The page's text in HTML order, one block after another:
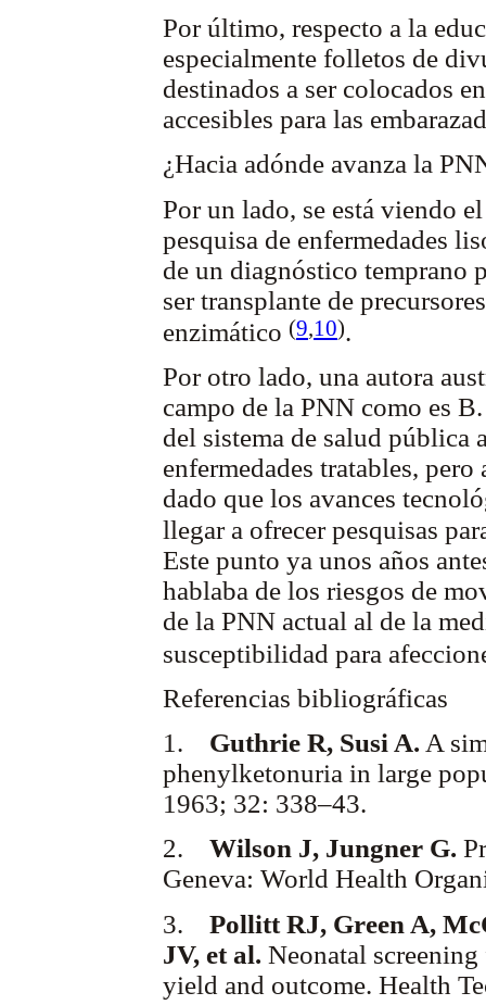
Por último, respecto a la
especialmente folletos de
destinados a ser colocados
accesibles para las
¿Hacia adónde avanza la
Por un lado, se está viendo
pesquisa de enfermedades
de un diagnóstico temprano
ser transplante de
enzimático (9,10).
Por otro lado, una autora
campo de la PNN como es
del sistema de salud pública
enfermedades tratables,
dado que los avances
llegar a ofrecer pesquisas
Este punto ya unos años
hablaba de los riesgos de
de la PNN actual al de la
susceptibilidad para
Referencias bibliográficas
1. Guthrie R, Susi A. A
phenylketonuria in large
1963; 32: 338–43.
2. Wilson J, Jungner G.
Geneva: World Health
3. Pollitt RJ, Green A,
JV, et al. Neonatal
yield and outcome. Health